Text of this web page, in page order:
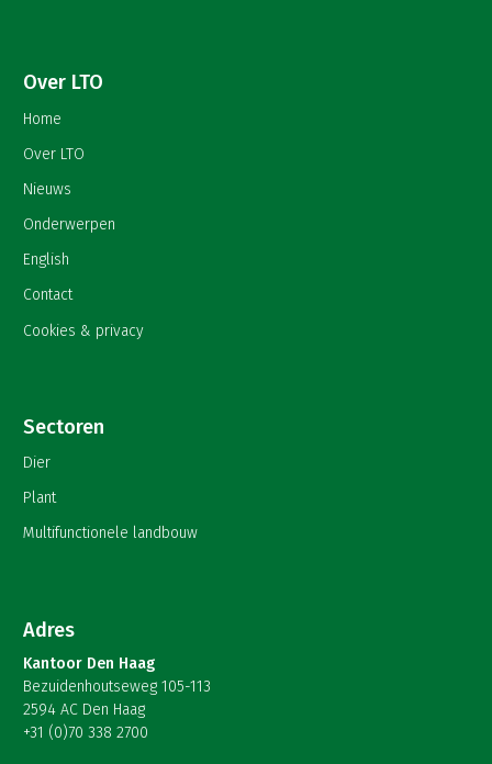
Over LTO
Home
Over LTO
Nieuws
Onderwerpen
English
Contact
Cookies & privacy
Sectoren
Dier
Plant
Multifunctionele landbouw
Adres
Kantoor Den Haag
Bezuidenhoutseweg 105-113
2594 AC Den Haag
+31 (0)70 338 2700